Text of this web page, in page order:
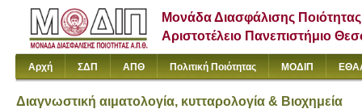
Μονάδα Διασφάλισης Ποιότητας
Αριστοτέλειο Πανεπιστήμιο
Αρχή ΣΔΠ ΑΠΘ Πολιτική Ποιότητας ΜΟΔΙΠ
Διαγνωστική αιματολογία, κυτταρολογία & Βιοχημεία